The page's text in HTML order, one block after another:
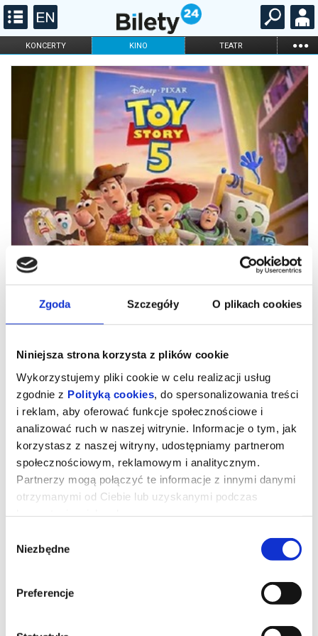
Zgoda Szczegóły O plikach cookies
Niniejsza strona korzysta z plików cookie
Wykorzystujemy pliki cookie w celu realizacji usług
zgodnie z Polityką cookies , do spersonalizowania treści
i reklam, aby oferować funkcje społecznościowe i
analizować ruch w naszej witrynie. Informacje o tym, jak
korzystasz z naszej witryny, udostępniamy partnerom
społecznościowym, reklamowym i analitycznym.
Partnerzy mogą połączyć te informacje z innymi danymi
otrzymanymi od Ciebie lub uzyskanymi podczas
zgody
Niezbędne
Preferencje
KONCERTY KINO TEATR ...
FILHARMONIA OPERA I BALET
STAND-UP
ONLINE KARNETY
TOY STORY 5 2D DUBBING
kinowa znajduje się w szkole TWP ul. Kraszewskiego 8A
Kowboj Chudy wraz z przyjaciółmi mierzy się z nową technologią
Produkcja: USA